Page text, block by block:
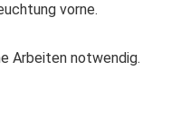
vorne.
Arbeiten notwendig.